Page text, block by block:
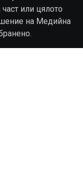
или цялото
на Медийна